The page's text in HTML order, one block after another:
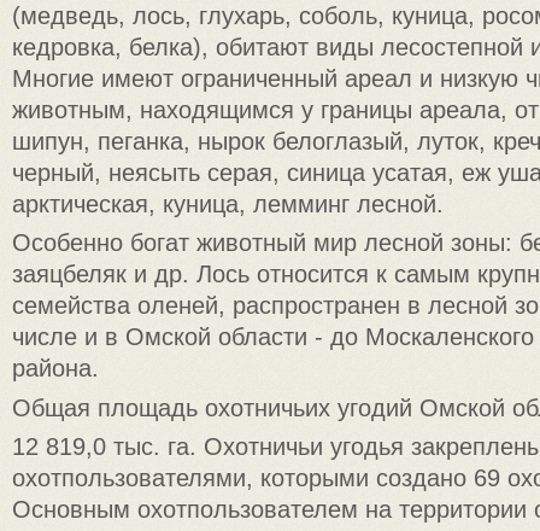
(медведь, лось, глухарь, соболь, куница,
кедровка, белка), обитают виды лесостепной
Многие имеют ограниченный ареал и низкую
животным, находящимся у границы ареала,
шипун, пеганка, нырок белоглазый, луток,
черный, неясыть серая, синица усатая, еж
арктическая, куница, лемминг лесной.
Особенно богат животный мир лесной зоны:
заяцбеляк и др. Лось относится к самым
семейства оленей, распространен в лесной
числе и в Омской области - до
района.
Общая площадь охотничьих угодий Омской
12 819,0 тыс. га. Охотничьи угодья
охотпользователями, которыми создано 69
Основным охотпользователем на территории